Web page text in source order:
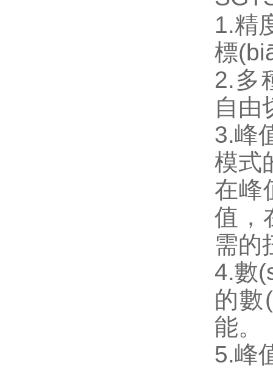
1.精
標
2.多
自由
3.峰
模式
在峰
值，
需的
4.數
的數
能。
5.峰